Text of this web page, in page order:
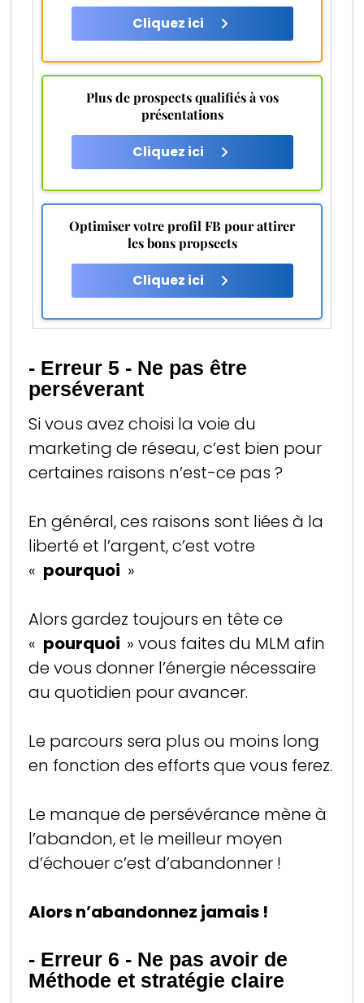
Cliquez ici
Plus de prospects qualifiés à vos
présentations
Cliquez ici
Optimiser votre profil FB pour attirer
les bons propsects
Cliquez ici
- Erreur 5 - Ne pas être
perséverant
Si vous avez choisi la voie du
marketing de réseau, c’est bien pour
certaines raisons n’est-ce pas ?
En général, ces raisons sont liées à la
liberté et l’argent, c’est votre
« pourquoi »
Alors gardez toujours en tête ce
« pourquoi » vous faites du MLM afin
de vous donner l’énergie nécessaire
au quotidien pour avancer.
Le parcours sera plus ou moins long
en fonction des efforts que vous ferez.
Le manque de persévérance mène à
l’abandon, et le meilleur moyen
d’échouer c’est d’abandonner !
Alors n’abandonnez jamais !
- Erreur 6 - Ne pas avoir de
Méthode et stratégie claire